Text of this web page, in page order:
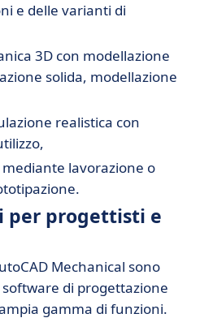
e delle varianti di
3D con modellazione
solida, modellazione
realistica con
lavorazione o
per progettisti e
Mechanical sono
di progettazione
gamma di funzioni.